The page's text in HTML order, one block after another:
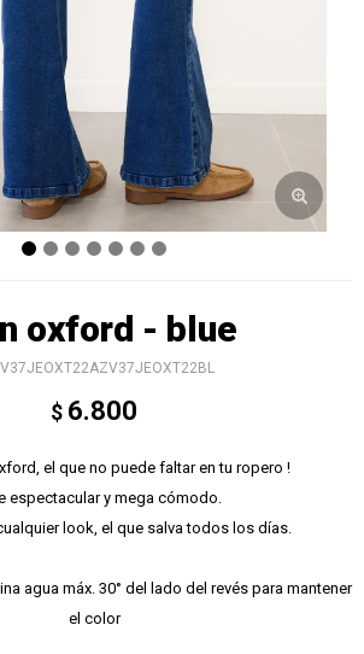
oxford - blue
V37JEOXT22AZV37JEOXT22BL
$ 6.800
el que no puede faltar en tu ropero !
espectacular y mega cómodo.
look, el que salva todos los días.
agua máx. 30° del lado del revés para mantener
el color